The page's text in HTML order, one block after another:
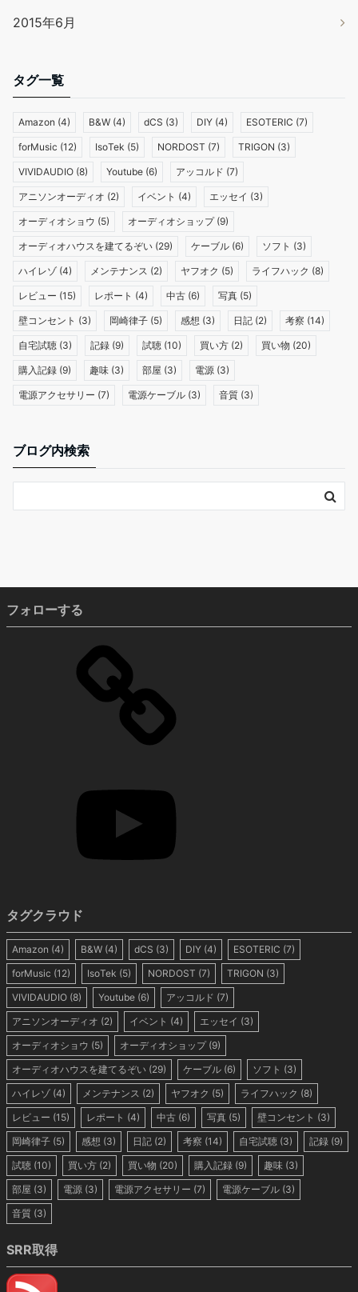
2015年6月
タグ一覧
Amazon (4) B&W (4) dCS (3) DIY (4) ESOTERIC (7)
forMusic (12) IsoTek (5) NORDOST (7) TRIGON (3)
VIVIDAUDIO (8) Youtube (6) アッコルド (7)
アニソンオーディオ (2) イベント (4) エッセイ (3)
オーディオショウ (5) オーディオショップ(9)
オーディオハウスを建てるぞい (29) ケーブル (6) ソフト (3)
ハイレゾ (4) メンテナンス (2) ヤフオク (5) ライフハック (8)
レビュー (15) レポート (4) 中古 (6) 写真 (5)
壁コンセント (3) 岡崎律子 (5) 感想 (3) 日記 (2) 考察 (14)
自宅試聴 (3) 記録 (9) 試聴 (10) 買い方 (2) 買い物 (20)
購入記録 (9) 趣味 (3) 部屋 (3) 電源 (3)
電源アクセサリー (7) 電源ケーブル (3) 音質 (3)
ブログ内検索
フォローする
タグクラウド
Amazon (4) B&W (4) dCS (3) DIY (4) ESOTERIC (7)
forMusic (12) IsoTek (5) NORDOST (7) TRIGON (3)
VIVIDAUDIO (8) Youtube (6) アッコルド (7)
アニソンオーディオ (2) イベント (4) エッセイ (3)
オーディオショウ (5) オーディオショップ(9)
オーディオハウスを建てるぞい (29) ケーブル (6) ソフト (3)
ハイレゾ (4) メンテナンス (2) ヤフオク (5) ライフハック (8)
レビュー (15) レポート (4) 中古 (6) 写真 (5) 壁コンセント (3)
岡崎律子 (5) 感想 (3) 日記 (2) 考察 (14) 自宅試聴 (3) 記録 (9)
試聴 (10) 買い方 (2) 買い物 (20) 購入記録 (9) 趣味 (3)
部屋 (3) 電源 (3) 電源アクセサリー (7) 電源ケーブル (3)
音質 (3)
SRR取得